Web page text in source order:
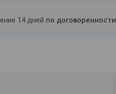
14 дней по договоренности